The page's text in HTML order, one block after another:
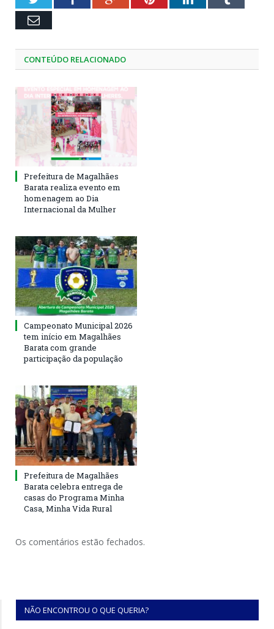
Email
CONTEÚDO RELACIONADO
Prefeitura de Magalhães
Barata realiza evento em
homenagem ao Dia
Internacional da Mulher
Campeonato Municipal 2026
tem início em Magalhães
Barata com grande
participação da população
Prefeitura de Magalhães
Barata celebra entrega de
casas do Programa Minha
Casa, Minha Vida Rural
Os comentários estão fechados.
NÃO ENCONTROU O QUE QUERIA?